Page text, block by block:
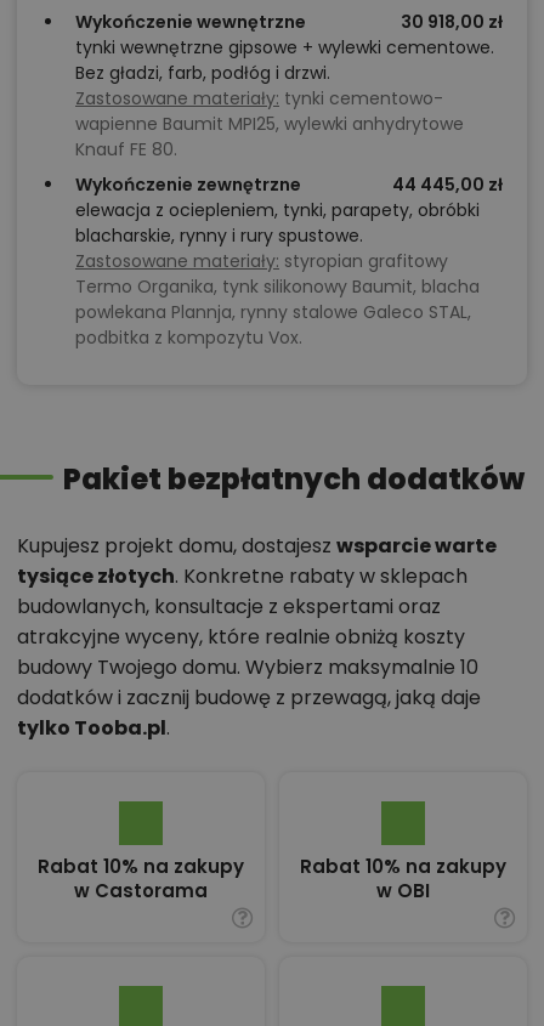
Wykończenie wewnętrzne
30 918,00 zł
tynki wewnętrzne gipsowe + wylewki cementowe.
Bez gładzi, farb, podłóg i drzwi.
Zastosowane materiały: tynki cementowo-
wapienne Baumit MPI25, wylewki anhydrytowe
Knauf FE 80.
Wykończenie zewnętrzne
44 445,00 zł
elewacja z ociepleniem, tynki, parapety, obróbki
blacharskie, rynny i rury spustowe.
Zastosowane materiały: styropian grafitowy
Termo Organika, tynk silikonowy Baumit, blacha
powlekana Plannja, rynny stalowe Galeco STAL,
podbitka z kompozytu Vox.
Pakiet bezpłatnych dodatków
Kupujesz projekt domu, dostajesz wsparcie warte
tysiące złotych. Konkretne rabaty w sklepach
budowlanych, konsultacje z ekspertami oraz
atrakcyjne wyceny, które realnie obniżą koszty
budowy Twojego domu. Wybierz maksymalnie 10
dodatków i zacznij budowę z przewagą, jaką daje
tylko Tooba.pl.
Rabat 10% na zakupy
w Castorama
Rabat 10% na zakupy
w OBI